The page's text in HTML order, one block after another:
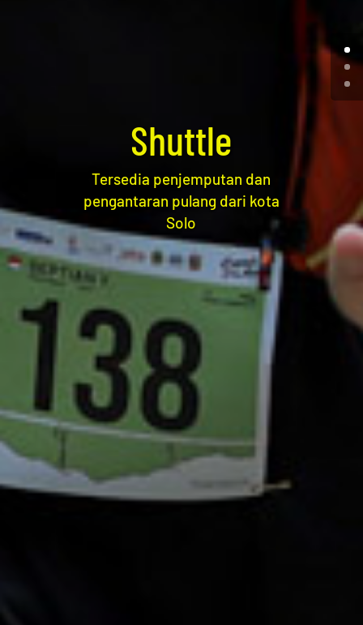
Shuttle
Tersedia penjemputan dan
pengantaran pulang dari kota
Solo